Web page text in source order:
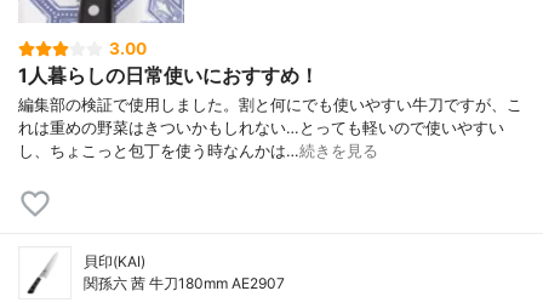
3.00
1人暮らしの日常使いにおすすめ！
編集部の検証で使用しました。割と何にでも使いやすい牛刀ですが、こ
れは重めの野菜はきついかもしれない…とっても軽いので使いやすい
し、ちょこっと包丁を使う時なんかは…続きを見る
貝印(KAI)
関孫六 茜 牛刀180mm AE2907